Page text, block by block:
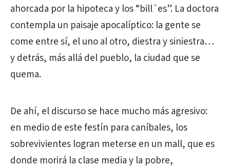
ahorcada por la hipoteca y los “bill´es”. La doctora
contempla un paisaje apocalíptico: la gente se
come entre sí, el uno al otro, diestra y siniestra…
y detrás, más allá del pueblo, la ciudad que se
quema.
De ahí, el discurso se hace mucho más agresivo:
en medio de este festín para caníbales, los
sobrevivientes logran meterse en un mall, que es
donde morirá la clase media y la pobre,